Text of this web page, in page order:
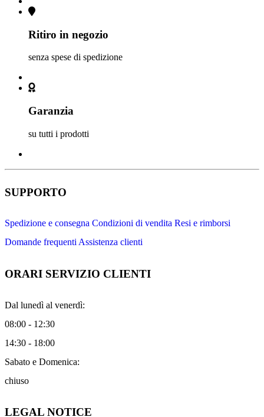
Ritiro in negozio
senza spese di spedizione
Garanzia
su tutti i prodotti
SUPPORTO
Spedizione e consegna Condizioni di vendita Resi e rimborsi
Domande frequenti Assistenza clienti
ORARI SERVIZIO CLIENTI
Dal lunedì al venerdì:
08:00 - 12:30
14:30 - 18:00
Sabato e Domenica:
chiuso
LEGAL NOTICE